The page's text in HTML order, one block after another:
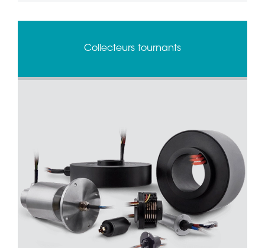
Collecteurs tournants